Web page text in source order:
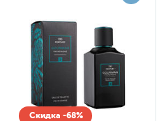
Скидка -68%